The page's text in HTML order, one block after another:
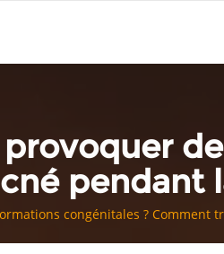
pendant
congénitales ? Comment